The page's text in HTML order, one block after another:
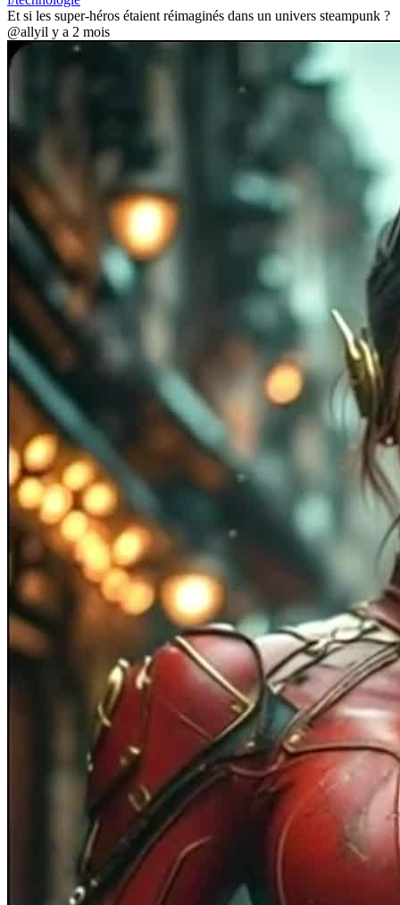
Et si les super-héros étaient réimaginés dans un univers steampunk ?
@allyil y a 2 mois